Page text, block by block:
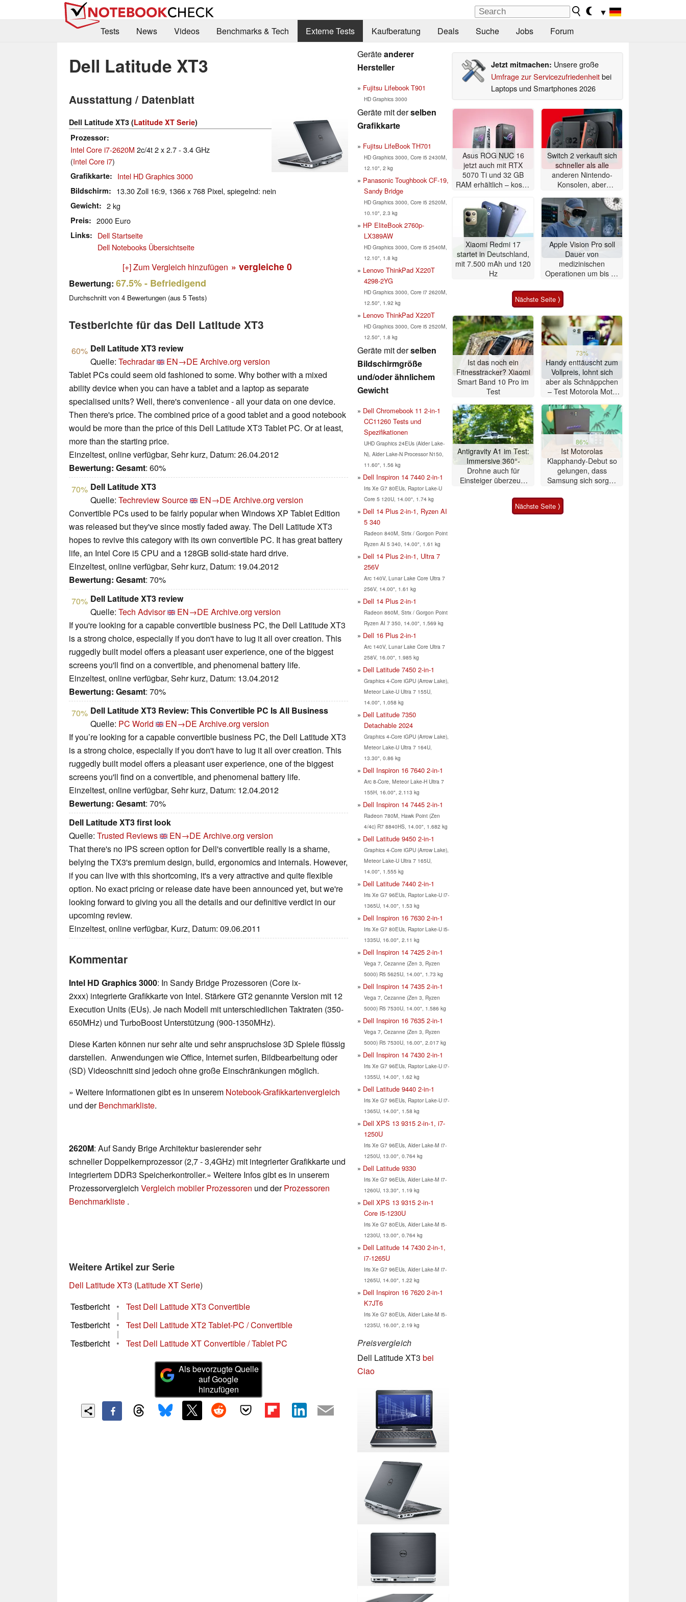
▼
Tests
News Videos Benchmarks & Tech Externe Tests Kaufberatung Deals Suche Jobs Forum
Dell Latitude XT3
Ausstattung / Datenblatt
Dell Latitude XT3 (Latitude XT Serie)
Prozessor
Intel Core i7-2620M 2c/4t 2 x 2.7 - 3.4 GHz
(Intel Core i7)
Grafikkarte Intel HD Graphics 3000
Bildschirm 13.30 Zoll 16:9, 1366 x 768 Pixel, spiegelnd: nein
Gewicht 2 kg
Preis 2000 Euro
Links
Dell Startseite
Dell Notebooks Übersichtseite
[+] Zum Vergleich hinzufügen » vergleiche 0
Bewertung: 67.5%- Befriedigend
Durchschnitt von 4 Bewertungen (aus 5 Tests)
Testberichte für das Dell Latitude XT3
60% Dell Latitude XT3 review
Quelle: Techradar EN→DE Archive.org version
Tablet PCs could seem old fashioned to some. Why bother with a mixed
ability device when you can have a tablet and a laptop as separate
specialised units? Well, there's convenience - all your data on one device.
Then there's price. The combined price of a good tablet and a good notebook
would be more than the price of this Dell Latitude XT3 Tablet PC. Or at least,
more than the starting price.
Einzeltest, online verfügbar, Sehr kurz, Datum: 26.04.2012
Bewertung: Gesamt: 60%
70% Dell Latitude XT3
Quelle: Techreview Source EN→DE Archive.org version
Convertible PCs used to be fairly popular when Windows XP Tablet Edition
was released but they've since mostly faded away. The Dell Latitude XT3
hopes to revive this category with its own convertible PC. It has great battery
life, an Intel Core i5 CPU and a 128GB solid-state hard drive.
Einzeltest, online verfügbar, Sehr kurz, Datum: 19.04.2012
Bewertung: Gesamt: 70%
70% Dell Latitude XT3 review
Quelle: Tech Advisor EN→DE Archive.org version
If you're looking for a capable convertible business PC, the Dell Latitude XT3
is a strong choice, especially if you don't have to lug it all over creation. This
ruggedly built model offers a pleasant user experience, one of the biggest
screens you'll find on a convertible, and phenomenal battery life.
Einzeltest, online verfügbar, Sehr kurz, Datum: 13.04.2012
Bewertung: Gesamt: 70%
70% Dell Latitude XT3 Review: This Convertible PC Is All Business
Quelle: PC World EN→DE Archive.org version
If you’re looking for a capable convertible business PC, the Dell Latitude XT3
is a strong choice, especially if you don't have to lug it all over creation. This
ruggedly built model offers a pleasant user experience, one of the biggest
screens you'll find on a convertible, and phenomenal battery life.
Einzeltest, online verfügbar, Sehr kurz, Datum: 12.04.2012
Bewertung: Gesamt: 70%
Dell Latitude XT3 first look
Quelle: Trusted Reviews EN→DE Archive.org version
That there's no IPS screen option for Dell's convertible really is a shame,
belying the TX3's premium design, build, ergonomics and internals. However,
if you can live with this shortcoming, it's a very attractive and quite flexible
option. No exact pricing or release date have been announced yet, but we're
looking forward to giving you all the details and our definitive verdict in our
upcoming review.
Einzeltest, online verfügbar, Kurz, Datum: 09.06.2011
Kommentar
Intel HD Graphics 3000: In Sandy Bridge Prozessoren (Core ix-
2xxx) integrierte Grafikkarte von Intel. Stärkere GT2 genannte Version mit 12
Execution Units (EUs). Je nach Modell mit unterschiedlichen Taktraten (350-
650MHz) und TurboBoost Unterstützung (900-1350MHz).
Diese Karten können nur sehr alte und sehr anspruchslose 3D Spiele flüssig
darstellen. Anwendungen wie Office, Internet surfen, Bildbearbeitung oder
(SD) Videoschnitt sind jedoch ohne große Einschränkungen möglich.
» Weitere Informationen gibt es in unserem Notebook-Grafikkartenvergleich
und derBenchmarkliste.
2620M: Auf Sandy Brige Architektur basierender sehr
schneller Doppelkernprozessor (2,7 - 3,4GHz) mit integrierter Grafikkarte und
integriertem DDR3 Speicherkontroller.» Weitere Infos gibt es in unserem
Prozessorvergleich Vergleich mobiler Prozessoren und derProzessoren
Benchmarkliste .
Weitere Artikel zur Serie
Dell Latitude XT3 (Latitude XT Serie)
Testbericht
• Test Dell Latitude XT3 Convertible
|
Testbericht
• Test Dell Latitude XT2 Tablet-PC / Convertible
|
Testbericht
• Test Dell Latitude XT Convertible / Tablet PC
Als bevorzugte Quelle
auf Google
hinzufügen
Geräteanderer
Hersteller
Fujitsu Lifebook T901
HD Graphics 3000
Geräte mit derselben
Grafikkarte
Fujitsu LifeBook TH701
HD Graphics 3000, Core i5 2430M,
12.10", 2 kg
Panasonic Toughbook CF-19,
Sandy Bridge
HD Graphics 3000, Core i5 2520M,
10.10", 2.3 kg
HP EliteBook 2760p-
LX389AW
HD Graphics 3000, Core i5 2540M,
12.10", 1.8 kg
Lenovo ThinkPad X220T
4298-2YG
HD Graphics 3000, Core i7 2620M,
12.50", 1.92 kg
Lenovo ThinkPad X220T
HD Graphics 3000, Core i5 2520M,
12.50", 1.8 kg
Geräte mit derselben
Bildschirmgröße
und/oder ähnlichem
Gewicht
Dell Chromebook 11 2-in-1
CC11260 Tests und
Spezifikationen
UHD Graphics 24EUs (Alder Lake-
N), Alder Lake-N Processor N150,
11.60", 1.56 kg
Dell Inspiron 14 7440 2-in-1
Iris Xe G7 80EUs, Raptor Lake-U
Core 5 120U, 14.00", 1.74 kg
Dell 14 Plus 2-in-1, Ryzen AI
5 340
Radeon 840M, Strix / Gorgon Point
Ryzen AI 5 340, 14.00", 1.61 kg
Dell 14 Plus 2-in-1, Ultra 7
256V
Arc 140V, Lunar Lake Core Ultra 7
256V, 14.00", 1.61 kg
Dell 14 Plus 2-in-1
Radeon 860M, Strix / Gorgon Point
Ryzen AI 7 350, 14.00", 1.569 kg
Dell 16 Plus 2-in-1
Arc 140V, Lunar Lake Core Ultra 7
258V, 16.00", 1.985 kg
Dell Latitude 7450 2-in-1
Graphics 4-Core iGPU (Arrow Lake),
Meteor Lake-U Ultra 7 155U,
14.00", 1.058 kg
Dell Latitude 7350
Detachable 2024
Graphics 4-Core iGPU (Arrow Lake),
Meteor Lake-U Ultra 7 164U,
13.30", 0.86 kg
Dell Inspiron 16 7640 2-in-1
Arc 8-Core, Meteor Lake-H Ultra 7
155H, 16.00", 2.113 kg
Dell Inspiron 14 7445 2-in-1
Radeon 780M, Hawk Point (Zen
4/4c) R7 8840HS, 14.00", 1.682 kg
Dell Latitude 9450 2-in-1
Graphics 4-Core iGPU (Arrow Lake),
Meteor Lake-U Ultra 7 165U,
14.00", 1.555 kg
Dell Latitude 7440 2-in-1
Iris Xe G7 96EUs, Raptor Lake-U i7-
1365U, 14.00", 1.53 kg
Dell Inspiron 16 7630 2-in-1
Iris Xe G7 80EUs, Raptor Lake-U i5-
1335U, 16.00", 2.11 kg
Dell Inspiron 14 7425 2-in-1
Vega 7, Cezanne (Zen 3, Ryzen
5000) R5 5625U, 14.00", 1.73 kg
Dell Inspiron 14 7435 2-in-1
Vega 7, Cezanne (Zen 3, Ryzen
5000) R5 7530U, 14.00", 1.586 kg
Dell Inspiron 16 7635 2-in-1
Vega 7, Cezanne (Zen 3, Ryzen
5000) R5 7530U, 16.00", 2.017 kg
Dell Inspiron 14 7430 2-in-1
Iris Xe G7 96EUs, Raptor Lake-U i7-
1355U, 14.00", 1.62 kg
Dell Latitude 9440 2-in-1
Iris Xe G7 96EUs, Raptor Lake-U i7-
1365U, 14.00", 1.58 kg
Dell XPS 13 9315 2-in-1, i7-
1250U
Iris Xe G7 96EUs, Alder Lake-M i7-
1250U, 13.00", 0.764 kg
Dell Latitude 9330
Iris Xe G7 96EUs, Alder Lake-M i7-
1260U, 13.30", 1.19 kg
Dell XPS 13 9315 2-in-1
Core i5-1230U
Iris Xe G7 80EUs, Alder Lake-M i5-
1230U, 13.00", 0.764 kg
Dell Latitude 14 7430 2-in-1,
i7-1265U
Iris Xe G7 96EUs, Alder Lake-M i7-
1265U, 14.00", 1.22 kg
Dell Inspiron 16 7620 2-in-1
K7JT6
Iris Xe G7 80EUs, Alder Lake-M i5-
1235U, 16.00", 2.19 kg
Preisvergleich
Dell Latitude XT3 bei
Ciao
Jetzt mitmachen: Unsere große
Umfrage zur Servicezufriedenheitbei
Laptops und Smartphones 2026
Asus ROG NUC 16
jetzt auch mit RTX
5070 Ti und 32 GB
RAM erhältlich – kostet
über 2.680 Euro
Switch 2 verkauft sich
schneller als alle
anderen Nintendo-
Konsolen, aber
Xiaomi Redmi 17
startet in Deutschland,
mit 7.500 mAh und 120
Hz
Apple Vision Pro soll
Dauer von
medizinischen
Operationen um bis zu
Nächste Seite ⟩
Ist das noch ein
Fitnesstracker? Xiaomi
Smart Band 10 Pro im
Test
73%
Handy enttäuscht zum
Vollpreis, lohnt sich
aber als Schnäppchen
– Test Motorola Moto
Antigravity A1 im Test:
Immersive 360°-
Drohne auch für
Einsteiger überzeugt
86%
Ist Motorolas
Klapphandy-Debut so
gelungen, dass
Samsung sich sorgen
Smartphone im Test
Nächste Seite ⟩